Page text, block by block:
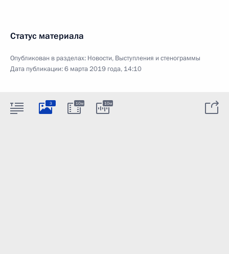
Статус материала
Опубликован в разделах: Новости, Выступления и стенограммы
Дата публикации:6 марта 2019 года, 14:10
3 10м 10м